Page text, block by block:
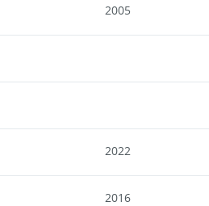
2005
2022
2016